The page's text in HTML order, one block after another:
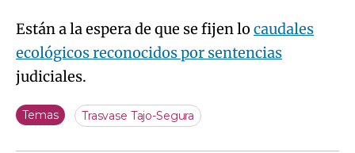
Están a la espera de que se fijen lo caudales
ecológicos reconocidos por sentencias
judiciales.
Temas Trasvase Tajo-Segura